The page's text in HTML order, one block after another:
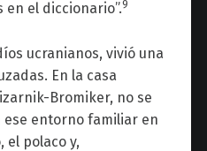
en el diccionario”.9
ucranianos, vivió una
. En la casa
Bromiker, no se
ese entorno familiar en
el polaco y,